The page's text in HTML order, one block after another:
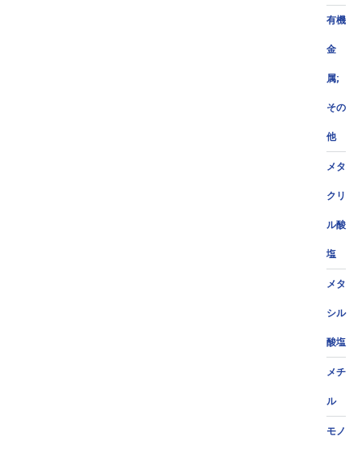
有機
金
属;
その
他
メタ
クリ
ル酸
塩
メタ
シル
酸塩
メチ
ル
モノ